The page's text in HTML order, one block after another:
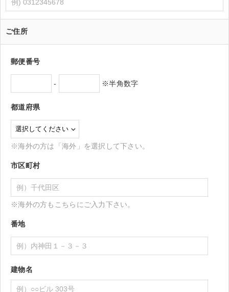
ご住所
郵便番号
- ※半角数字
都道府県
※海外の方は「海外」を選択して下さい。
市区町村
※海外の方もこちらにご入力下さい。
番地
建物名